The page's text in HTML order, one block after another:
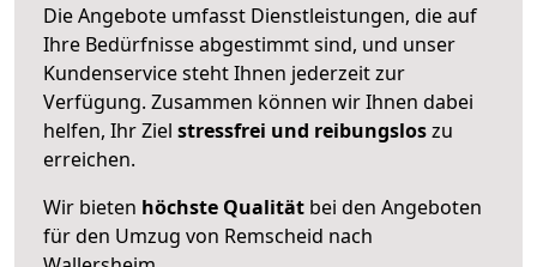
Die Angebote umfasst Dienstleistungen, die auf
Ihre Bedürfnisse abgestimmt sind, und unser
Kundenservice steht Ihnen jederzeit zur
Verfügung. Zusammen können wir Ihnen dabei
helfen, Ihr Ziel stressfrei und reibungsloszu
erreichen.
Wir bieten höchste Qualität bei den Angeboten
für den Umzug von Remscheid nach